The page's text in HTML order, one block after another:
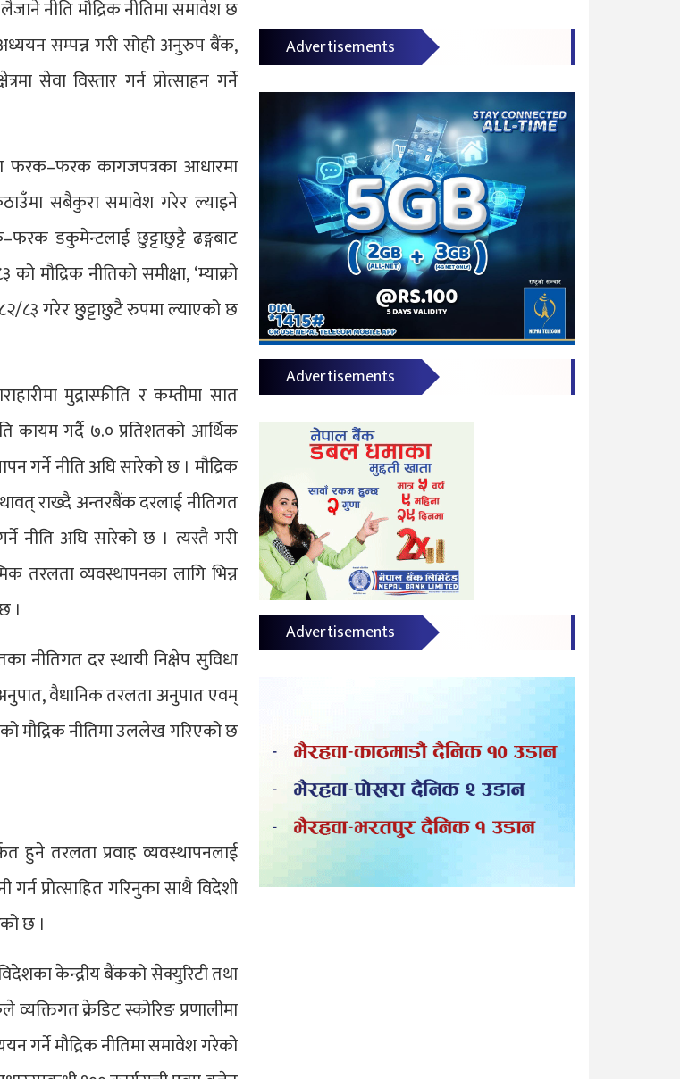
नीति मौद्रिक नीतिमा समावेश छ
सम्पन्न गरी सोही अनुरुप बैंक,
सेवा विस्तार गर्न प्रोत्साहन गर्ने
फरक–फरक कागजपत्रका आधारमा
सबैकुरा समावेश गरेर ल्याइने
डकुमेन्टलाई छुट्टाछुट्टै ढङ्गबाट
नीतिको समीक्षा, ‘म्याक्रो
८३ गरेर छुुट्टाछुटै रुपमा ल्याएको छ
मुद्रास्फीति र कम्तीमा सात
कायम गर्दै ७.० प्रतिशतको आर्थिक
गर्ने नीति अघि सारेको छ । मौद्रिक
राख्दै अन्तरबैंक दरलाई नीतिगत
नीति अघि सारेको छ । त्यस्तै गरी
तरलता व्यवस्थापनका लागि भिन्न
।
नीतिगत दर स्थायी निक्षेप सुविधा
वैधानिक तरलता अनुपात एवम्
मौद्रिक नीतिमा उललेख गरिएको छ
हुने तरलता प्रवाह व्यवस्थापनलाई
प्रोत्साहित गरिनुका साथै विदेशी
छ ।
केन्द्रीय बैंकको सेक्युरिटी तथा
व्यक्तिगत क्रेडिट स्कोरिङ प्रणालीमा
गर्ने मौद्रिक नीतिमा समावेश गरेको
Advertisements
Advertisements
Advertisements